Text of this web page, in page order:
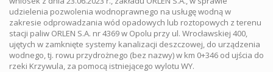
udzielenia pozwolenia wodnoprawnego na usługę wodną w
zakresie odprowadzania wód opadowych lub roztopowych z terenu
stacji paliw ORLEN S.A. nr 4369 w Opolu przy ul. Wrocławskiej 400,
ujętych w zamknięte systemy kanalizacji deszczowej, do urządzenia
wodnego, tj. rowu przydrożnego (bez nazwy) w km 0+346 od ujścia do
rzeki Krzywula, za pomocą istniejącego wylotu WY.